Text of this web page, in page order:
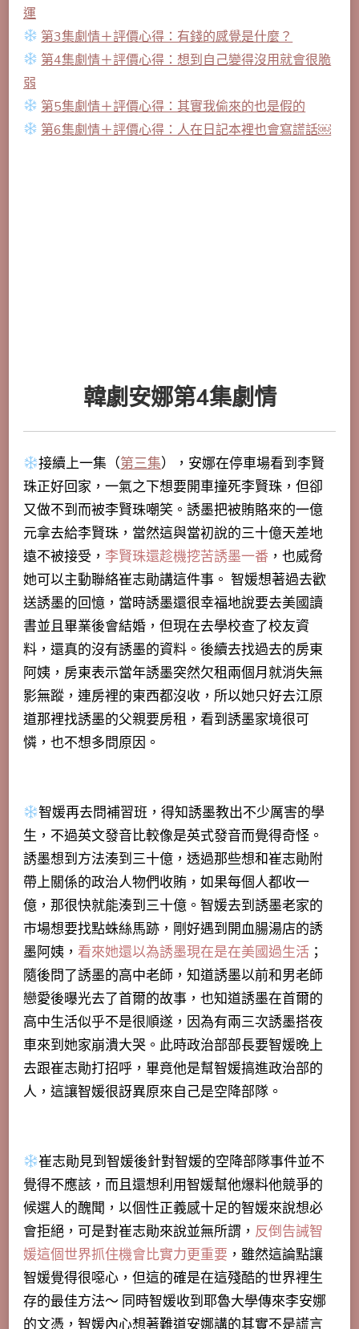
運
第3集劇情＋評價心得：有錢的感覺是什麼？
第4集劇情＋評價心得：想到自己變得沒用就會很脆
弱
第5集劇情＋評價心得：其實我偷來的也是假的
第6集劇情＋評價心得：人在日記本裡也會寫謊話￼
韓劇安娜第4集劇情
接續上一集（第三集），安娜在停車場看到李賢
珠正好回家，一氣之下想要開車撞死李賢珠，但卻
又做不到而被李賢珠嘲笑。誘墨把被賄賂來的一億
元拿去給李賢珠，當然這與當初說的三十億天差地
遠不被接受， 李賢珠還趁機挖苦誘墨一番 ，也威脅
她可以主動聯絡崔志勛講這件事。 智媛想著過去歡
送誘墨的回憶，當時誘墨還很幸福地說要去美國讀
書並且畢業後會結婚，但現在去學校查了校友資
料，還真的沒有誘墨的資料。後續去找過去的房東
阿姨，房東表示當年誘墨突然欠租兩個月就消失無
影無蹤，連房裡的東西都沒收，所以她只好去江原
道那裡找誘墨的父親要房租，看到誘墨家境很可
憐，也不想多問原因。
智媛再去問補習班，得知誘墨教出不少厲害的學
生，不過英文發音比較像是英式發音而覺得奇怪。
誘墨想到方法湊到三十億，透過那些想和崔志勛附
帶上關係的政治人物們收賄，如果每個人都收一
億，那很快就能湊到三十億。智媛去到誘墨老家的
市場想要找點蛛絲馬跡，剛好遇到開血腸湯店的誘
墨阿姨， 看來她還以為誘墨現在是在美國過生活 ；
隨後問了誘墨的高中老師，知道誘墨以前和男老師
戀愛後曝光去了首爾的故事，也知道誘墨在首爾的
高中生活似乎不是很順遂，因為有兩三次誘墨搭夜
車來到她家崩潰大哭。此時政治部部長要智媛晚上
去跟崔志勛打招呼，畢竟他是幫智媛搞進政治部的
人，這讓智媛很訝異原來自己是空降部隊。
崔志勛見到智媛後針對智媛的空降部隊事件並不
覺得不應該，而且還想利用智媛幫他爆料他競爭的
候選人的醜聞，以個性正義感十足的智媛來說想必
會拒絕，可是對崔志勛來說並無所謂， 反倒告誡智
媛這個世界抓住機會比實力更重要 ，雖然這論點讓
智媛覺得很噁心，但這的確是在這殘酷的世界裡生
存的最佳方法～ 同時智媛收到耶魯大學傳來李安娜
的文憑，智媛內心想著難道安娜講的其實不是謊言